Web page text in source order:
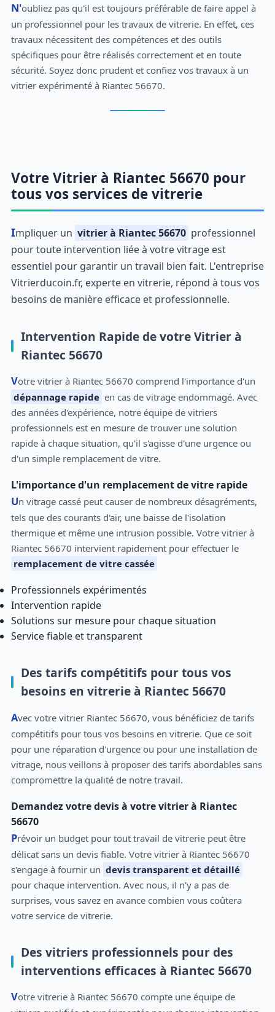
N'oubliez pas qu'il est toujours préférable de faire appel à
un professionnel pour les travaux de vitrerie. En effet, ces
travaux nécessitent des compétences et des outils
spécifiques pour être réalisés correctement et en toute
sécurité. Soyez donc prudent et confiez vos travaux à un
vitrier expérimenté à Riantec 56670.
Votre Vitrier à Riantec 56670 pour
tous vos services de vitrerie
Impliquer un vitrier à Riantec 56670 professionnel
pour toute intervention liée à votre vitrage est
essentiel pour garantir un travail bien fait. L'entreprise
Vitrierducoin.fr, experte en vitrerie, répond à tous vos
besoins de manière efficace et professionnelle.
Intervention Rapide de votre Vitrier à
Riantec 56670
Votre vitrier à Riantec 56670 comprend l'importance d'un
dépannage rapide en cas de vitrage endommagé. Avec
des années d'expérience, notre équipe de vitriers
professionnels est en mesure de trouver une solution
rapide à chaque situation, qu'il s'agisse d'une urgence ou
d'un simple remplacement de vitre.
L'importance d'un remplacement de vitre rapide
Un vitrage cassé peut causer de nombreux désagréments,
tels que des courants d'air, une baisse de l'isolation
thermique et même une intrusion possible. Votre vitrier à
Riantec 56670 intervient rapidement pour effectuer le
remplacement de vitre cassée
Professionnels expérimentés
Intervention rapide
Solutions sur mesure pour chaque situation
Service fiable et transparent
Des tarifs compétitifs pour tous vos
besoins en vitrerie à Riantec 56670
Avec votre vitrier Riantec 56670, vous bénéficiez de tarifs
compétitifs pour tous vos besoins en vitrerie. Que ce soit
pour une réparation d'urgence ou pour une installation de
vitrage, nous veillons à proposer des tarifs abordables sans
compromettre la qualité de notre travail.
Demandez votre devis à votre vitrier à Riantec
56670
Prévoir un budget pour tout travail de vitrerie peut être
délicat sans un devis fiable. Votre vitrier à Riantec 56670
s'engage à fournir un devis transparent et détaillé
pour chaque intervention. Avec nous, il n'y a pas de
surprises, vous savez en avance combien vous coûtera
votre service de vitrerie.
Des vitriers professionnels pour des
interventions efficaces à Riantec 56670
Votre vitrerie à Riantec 56670 compte une équipe de